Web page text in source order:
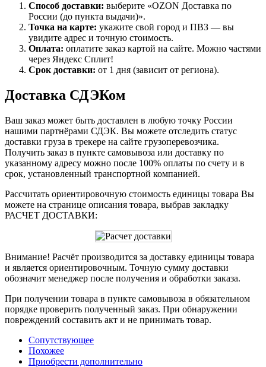
Способ доставки: выберите «OZON Доставка по
России (до пункта выдачи)».
Точка на карте: укажите свой город и ПВЗ — вы
увидите адрес и точную стоимость.
Оплата: оплатите заказ картой на сайте. Можно частями
через Яндекс Сплит!
Срок доставки: от 1 дня (зависит от региона).
Доставка СДЭКом
Ваш заказ может быть доставлен в любую точку России
нашими партнёрами СДЭК. Вы можете отследить статус
доставки груза в трекере на сайте грузоперевозчика.
Получить заказ в пункте самовывоза или доставку по
указанному адресу можно после 100% оплаты по счету и в
срок, установленный транспортной компанией.
Рассчитать ориентировочную стоимость единицы товара Вы
можете на странице описания товара, выбрав закладку
РАСЧЕТ ДОСТАВКИ:
Внимание! Расчёт производится за доставку единицы товара
и является ориентировочным. Точную сумму доставки
обозначит менеджер после получения и обработки заказа.
При получении товара в пункте самовывоза в обязательном
порядке проверить полученный заказ. При обнаружении
повреждений составить акт и не принимать товар.
Сопутствующее
Похожее
Приобрести дополнительно